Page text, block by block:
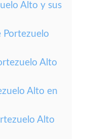
Alto y sus
Portezuelo
Alto
Alto en
Alto